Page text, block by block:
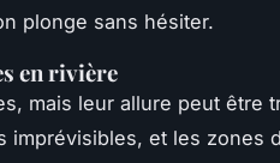
plonge sans hésiter.
en rivière
mais leur allure peut être
et les zones